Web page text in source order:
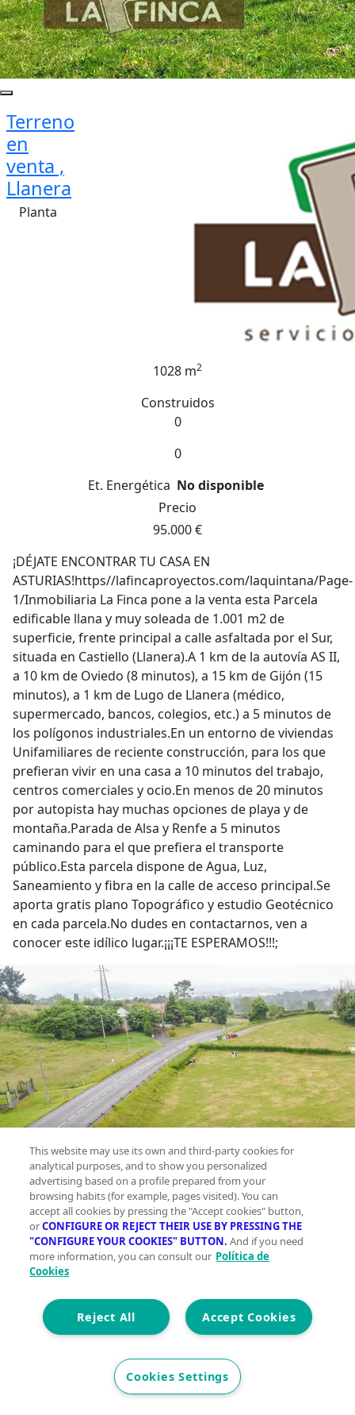
Terreno
en
venta ,
Llanera
Planta
1028 m2
Construidos
0
0
Et. Energética No disponible
Precio
95.000 €
¡DÉJATE ENCONTRAR TU CASA EN
ASTURIAS!https//lafincaproyectos.com/laquintana/Page-
1/Inmobiliaria La Finca pone a la venta esta Parcela
edificable llana y muy soleada de 1.001 m2 de
superficie, frente principal a calle asfaltada por el Sur,
situada en Castiello (Llanera).A 1 km de la autovía AS II,
a 10 km de Oviedo (8 minutos), a 15 km de Gijón (15
minutos), a 1 km de Lugo de Llanera (médico,
supermercado, bancos, colegios, etc.) a 5 minutos de
los polígonos industriales.En un entorno de viviendas
Unifamiliares de reciente construcción, para los que
prefieran vivir en una casa a 10 minutos del trabajo,
centros comerciales y ocio.En menos de 20 minutos
por autopista hay muchas opciones de playa y de
montaña.Parada de Alsa y Renfe a 5 minutos
caminando para el que prefiera el transporte
público.Esta parcela dispone de Agua, Luz,
Saneamiento y fibra en la calle de acceso principal.Se
aporta gratis plano Topográfico y estudio Geotécnico
en cada parcela.No dudes en contactarnos, ven a
conocer este idílico lugar.¡¡¡TE ESPERAMOS!!!;
This website may use its own and third-party cookies for
analytical purposes, and to show you personalized
advertising based on a profile prepared from your
browsing habits (for example, pages visited). You can
accept all cookies by pressing the "Accept cookies" button,
orCONFIGURE OR REJECT THEIR USE BY PRESSING THE
"CONFIGURE YOUR COOKIES" BUTTON. And if you need
more information, you can consult our Política de
Cookies
Accept Cookies
Reject All
Cookies Settings